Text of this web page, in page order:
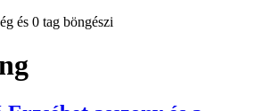
és 0 tag böngészi